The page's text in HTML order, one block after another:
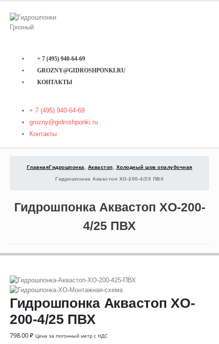
+ 7 (495) 940-64-69
GROZNY@GIDROSHPONKI.RU
КОНТАКТЫ
+ 7 (495) 940-64-69
grozny@gidroshponki.ru
Контакты
ГлавнаяГидрошпонка Аквастоп Холодный шов опалубочная
Гидрошпонка Аквастоп ХO-200-4/25 ПВХ
Гидрошпонка Аквастоп ХO-200-
4/25 ПВХ
Гидрошпонка Аквастоп ХO-
200-4/25 ПВХ
798.00₽ Цена за погонный метр с НДС